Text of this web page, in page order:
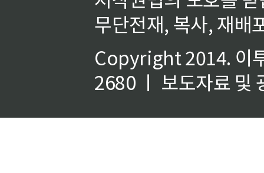
무단전재, 복사, 재배
Copyright 2014. 이
2680 ㅣ 보도자료